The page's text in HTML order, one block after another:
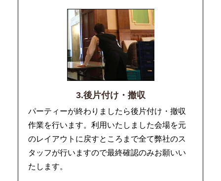
3.後片付け・撤収
パーティーが終わりましたら後片付け・撤収
作業を行います。利用いたしました会場を元
のレイアウトに戻すところまで全て弊社のス
タッフが行いますので最終確認のみお願いい
たします。